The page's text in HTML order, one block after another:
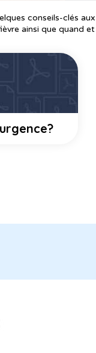
conseils-clés
ainsi que quand